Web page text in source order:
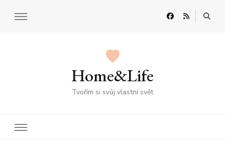
Home&Life
Tvořím si svůj vlastní svět